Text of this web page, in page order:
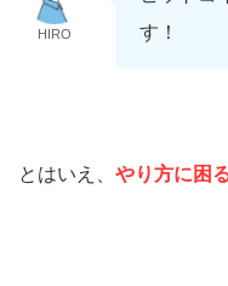
HIRO
す！
とはいえ、 やり方に困